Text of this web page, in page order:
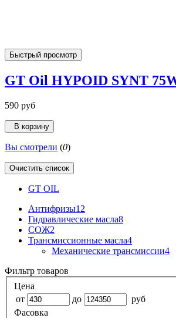
Быстрый просмотр
GT Oil HYPOID SYNT
590 руб
В корзину
Вы смотрели (0)
Очистить список
GT OIL
Антифризы12
Гидравлические масла8
СОЖ2
Трансмиссионные масла4
Механические трансмиссии4
Фильтр товаров
Цена
от
до
руб
Фасовка